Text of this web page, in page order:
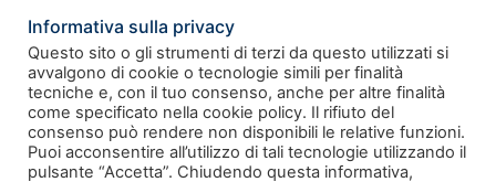
Rivista telematica – Registrazione al Tribunale di Roma n.
ISSN 2281-9339
Informativa sulla privacy
Questo sito o gli strumenti di terzi da questo utilizzati si
avvalgono di cookie o tecnologie simili per finalità
tecniche e, con il tuo consenso, anche per altre finalità
come specificato nella cookie policy. Il rifiuto del
consenso può rendere non disponibili le relative funzioni.
Puoi acconsentire all’utilizzo di tali tecnologie utilizzando il
pulsante “Accetta”. Chiudendo questa informativa,